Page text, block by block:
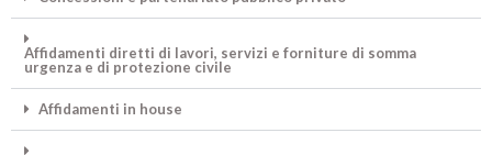
Affidamenti diretti di lavori, servizi e forniture di somma
urgenza e di protezione civile
Affidamenti in house